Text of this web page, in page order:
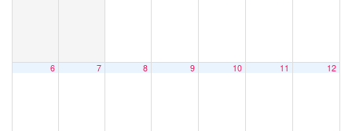
6 7 8 9 10 11 12